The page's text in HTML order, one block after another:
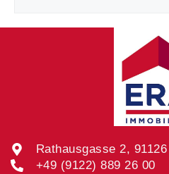
Rathausgasse 2,
+49 (9122) 889 26 00